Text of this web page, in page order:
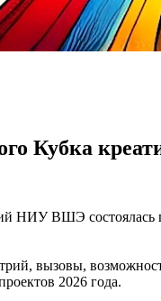
Кубка
НИУ ВШЭ состоялась
вызовы,
2026 года.